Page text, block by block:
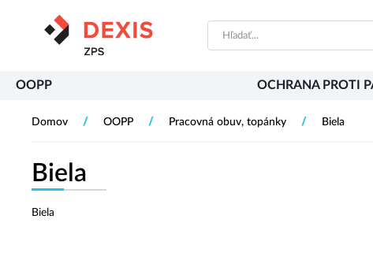
OOPP OCHRANA PROTI
Domov / OOPP / Pracovná obuv, topánky / Biela
Biela
Biela